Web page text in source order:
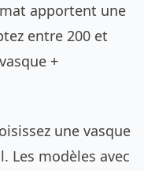
apportent une
entre 200 et
+
une vasque
Les modèles avec